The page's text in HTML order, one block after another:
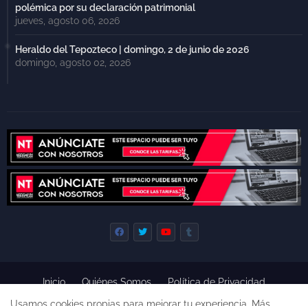
polémica por su declaración patrimonial
jueves, agosto 06, 2026
Heraldo del Tepozteco | domingo, 2 de junio de 2026
domingo, agosto 02, 2026
Inicio Quiénes Somos
Política de Privacidad
Derecho de Réplica
Términos y Condiciones de Uso